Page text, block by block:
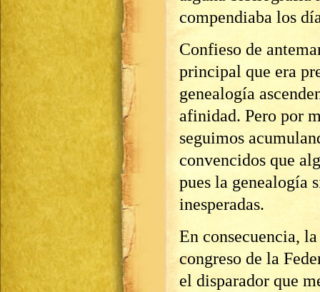
compendiaba los
Confieso de
principal que era
genealogía
afinidad. Pero por
seguimos
convencidos que
pues la genealogía
inesperadas.
En consecuencia,
congreso de la
el disparador que